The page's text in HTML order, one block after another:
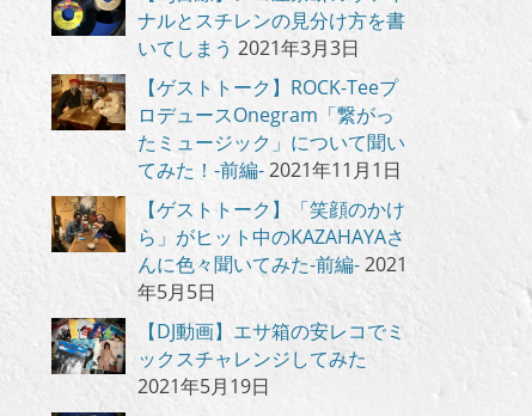
ナルとスチレンの見分け方を書
いてしまう 2021年3月3日
【ゲストトーク】ROCK-Teeプ
ロデュースOnegram「繋がっ
たミュージック」について聞い
てみた！-前編-2021年11月1日
【ゲストトーク】「笑顔のかけ
ら」がヒット中のKAZAHAYAさ
んに色々聞いてみた-前編-2021
年5月5日
【DJ動画】エサ箱の安レコでミ
ックスチャレンジしてみた
2021年5月19日